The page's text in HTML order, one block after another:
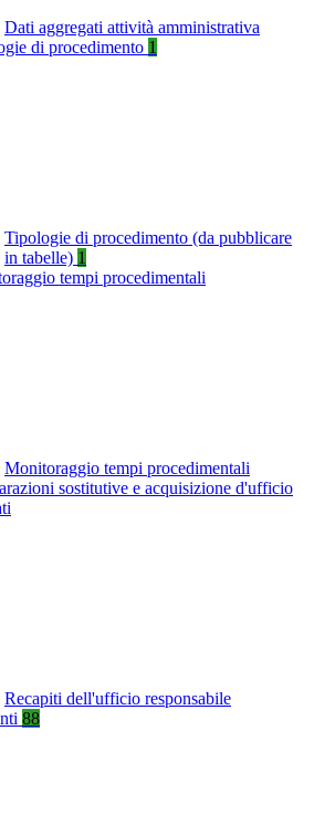
Dati aggregati attività amministrativa
di procedimento 1
Tipologie di procedimento (da pubblicare
in tabelle) 1
tempi procedimentali
Monitoraggio tempi procedimentali
sostitutive e acquisizione d'ufficio
Recapiti dell'ufficio responsabile
88